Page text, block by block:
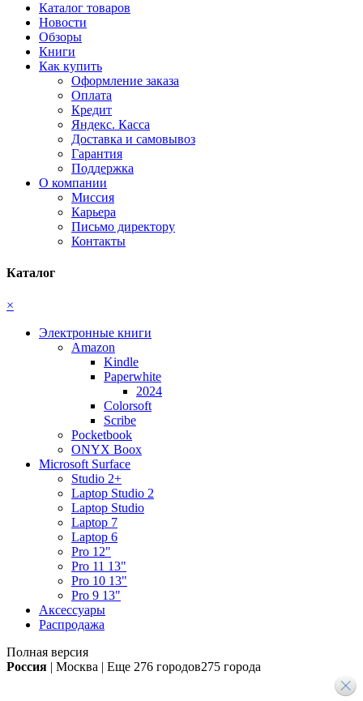
Каталог товаров
Новости
Обзоры
Книги
Как купить
Оформление заказа
Оплата
Кредит
Яндекс. Касса
Доставка и самовывоз
Гарантия
Поддержка
О компании
Миссия
Карьера
Письмо директору
Контакты
Каталог
×
Электронные книги
Amazon
Kindle
Paperwhite
2024
Colorsoft
Scribe
Pocketbook
ONYX Boox
Microsoft Surface
Studio 2+
Laptop Studio 2
Laptop Studio
Laptop 7
Laptop 6
Pro 12"
Pro 11 13"
Pro 10 13"
Pro 9 13"
Аксессуары
Распродажа
Полная версия
Россия | Москва | Еще 276 городов275 города